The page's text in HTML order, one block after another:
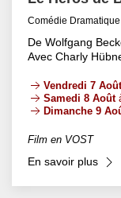
Comédie Dramatique
De Wolfgang
Avec Charly
Vendredi 7 Août
Samedi 8 Août
Dimanche 9
Film en VOST
En savoir plus